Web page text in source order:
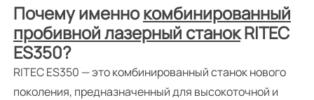
Почему именнокомбинированный
пробивной лазерный станокRITEC
ES350?
RITEC ES350 — это комбинированный станок нового
поколения, предназначенный для высокоточной и